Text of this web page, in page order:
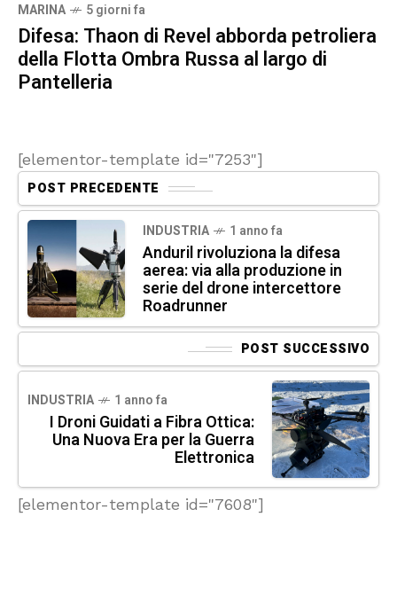
MARINA 5 giorni fa
Difesa: Thaon di Revel abborda petroliera
della Flotta Ombra Russa al largo di
Pantelleria
[elementor-template id="7253"]
POST PRECEDENTE
INDUSTRIA 1 anno fa
Anduril rivoluziona la difesa
aerea: via alla produzione in
serie del drone intercettore
Roadrunner
POST SUCCESSIVO
INDUSTRIA 1 anno fa
I Droni Guidati a Fibra Ottica:
Una Nuova Era per la Guerra
Elettronica
[elementor-template id="7608"]